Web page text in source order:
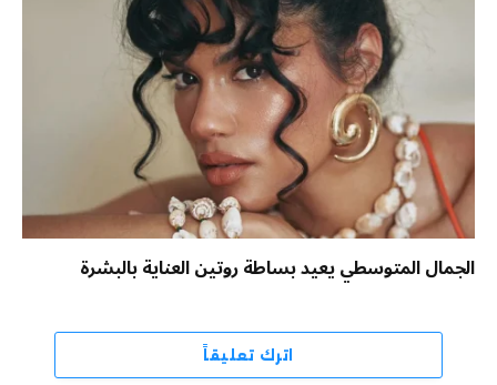
الجمال المتوسطي يعيد بساطة روتين العناية بالبشرة
اترك تعليقاً